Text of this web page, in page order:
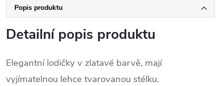
Popis produktu
Detailní popis produktu
Elegantní lodičky v zlatavé barvě, mají
vyjímatelnou lehce tvarovanou stélku.